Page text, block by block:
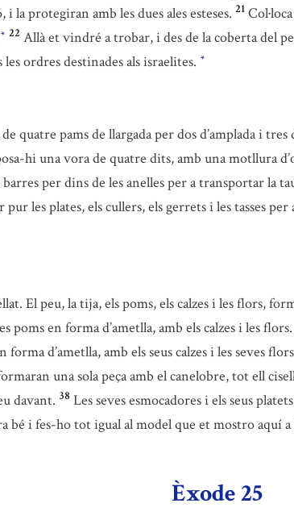
la protegiran amb les dues ales esteses. 21
* 22 Allà et vindré a trobar, i des de la coberta del
ordres destinades als israelites. *
quatre pams de llargada per dos d’amplada i tres
hi una vora de quatre dits, amb una motllura
per dins de les anelles per a transportar la
pur les plates, els cullers, els gerrets i les tasses
El peu, la tija, els poms, els calzes i les flors,
poms en forma d’ametlla, amb els calzes i les
d’ametlla, amb els seus calzes i les seves
una sola peça amb el canelobre, tot ell
davant. 38 Les seves esmocadores i els seus
bé i fes-ho tot igual al model que et mostro aquí a
Èxode 25